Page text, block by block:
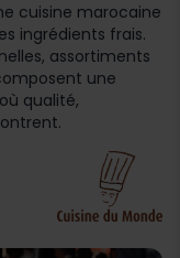
cuisine marocaine
ingrédients frais.
assortiments
une
qualité,